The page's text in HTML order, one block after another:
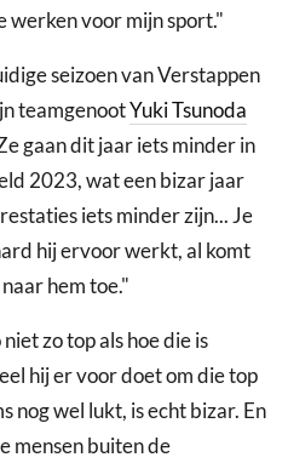
werken voor mijn sport."
seizoen van Verstappen
teamgenootYuki Tsunoda
gaan dit jaar iets minder in
2023, wat een bizar jaar
iets minder zijn... Je
hij ervoor werkt, al komt
hem toe."
zo top als hoe die is
hij er voor doet om die top
nog wel lukt, is echt bizar. En
mensen buiten de